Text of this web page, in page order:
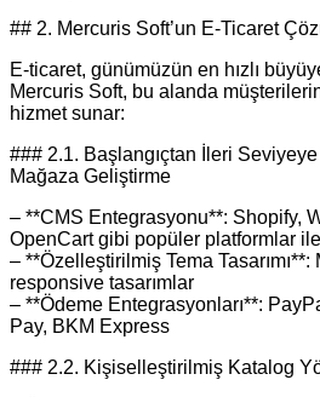
## 2. Mercuris Soft’un E‑Ticaret
E‑ticaret, günümüzün en hızlı
Mercuris Soft, bu alanda
hizmet sunar:
### 2.1. Başlangıçtan İleri
Mağaza Geliştirme
– **CMS Entegrasyonu**: Shopify,
OpenCart gibi popüler platformlar
– **Özelleştirilmiş Tema
responsive tasarımlar
– **Ödeme Entegrasyonları**:
Pay, BKM Express
### 2.2. Kişiselleştirilmiş Katalog